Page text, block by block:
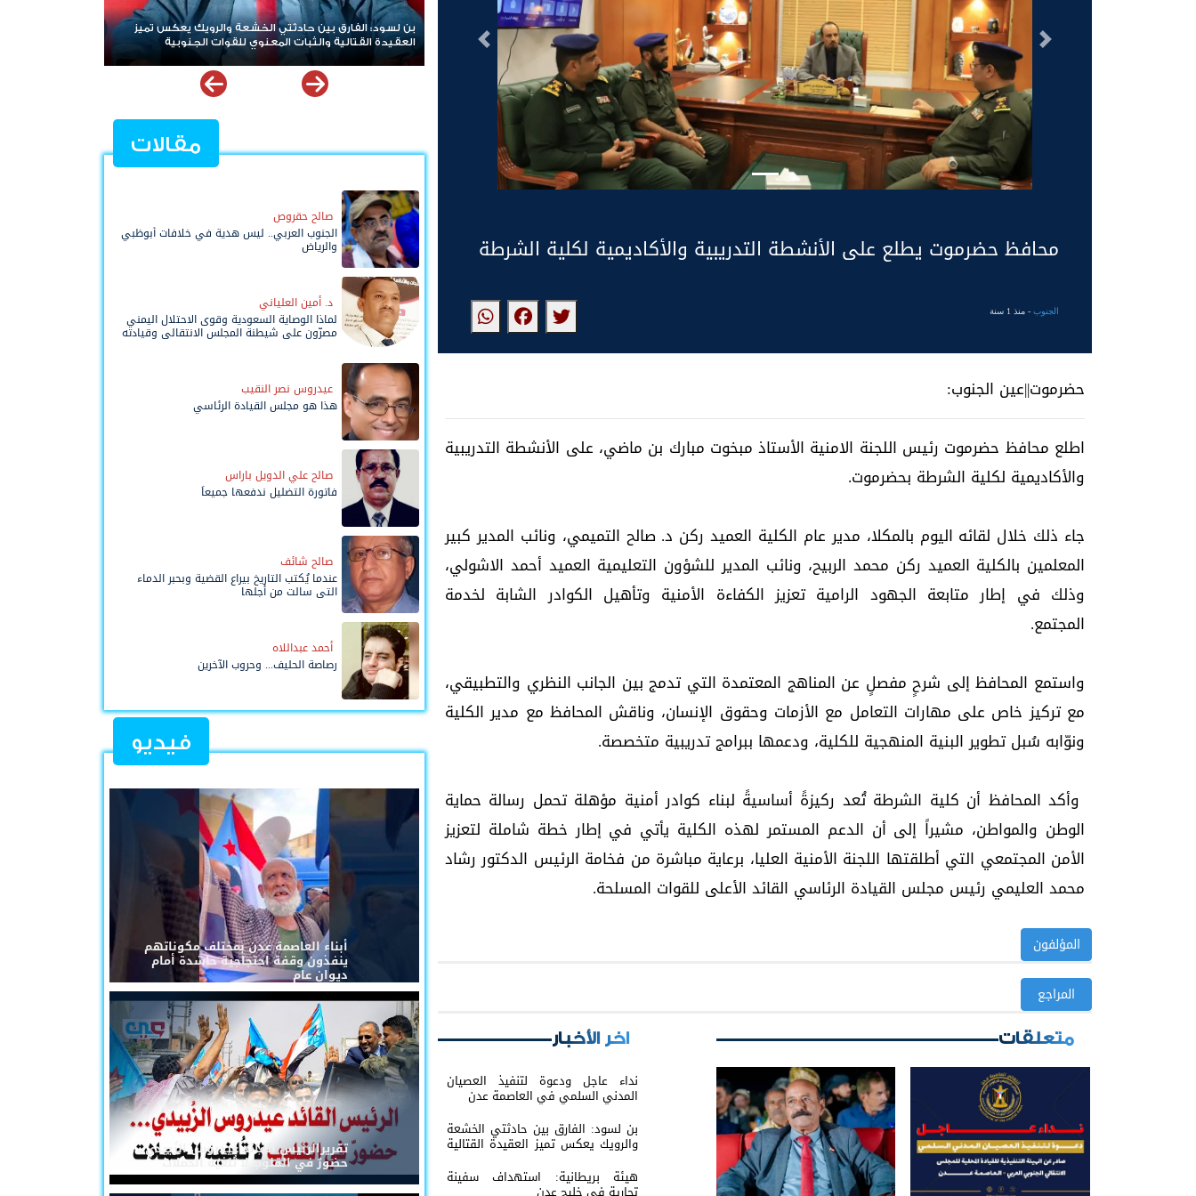
التالى السابق
محافظ حضرموت يطلع على الأنشطة التدريبية والأكاديمية لكلية الشرطة
الجنوب- منذ 1 سنة
حضرموت||عين الجنوب:
اطلع محافظ حضرموت رئيس اللجنة الامنية الأستاذ مبخوت مبارك بن ماضي، على الأنشطة التدريبية
والأكاديمية لكلية الشرطة بحضرموت.
جاء ذلك خلال لقائه اليوم بالمكلا، مدير عام الكلية العميد ركن د. صالح التميمي، ونائب المدير كبير
المعلمين بالكلية العميد ركن محمد الربيح، ونائب المدير للشؤون التعليمية العميد أحمد الاشولي،
وذلك في إطار متابعة الجهود الرامية تعزيز الكفاءة الأمنية وتأهيل الكوادر الشابة لخدمة
المجتمع.
واستمع المحافظ إلى شرحٍ مفصلٍ عن المناهج المعتمدة التي تدمج بين الجانب النظري والتطبيقي،
مع تركيز خاص على مهارات التعامل مع الأزمات وحقوق الإنسان، وناقش المحافظ مع مدير الكلية
ونوّابه سُبل تطوير البنية المنهجية للكلية، ودعمها ببرامج تدريبية متخصصة.
وأكد المحافظ أن كلية الشرطة تُعد ركيزةً أساسيةً لبناء كوادر أمنية مؤهلة تحمل رسالة حماية
الوطن والمواطن، مشيراً إلى أن الدعم المستمر لهذه الكلية يأتي في إطار خطة شاملة لتعزيز
الأمن المجتمعي التي أطلقتها اللجنة الأمنية العليا، برعاية مباشرة من فخامة الرئيس الدكتور رشاد
محمد العليمي رئيس مجلس القيادة الرئاسي القائد الأعلى للقوات المسلحة.
المؤلفون
المراجع
متعلقات اخر الأخبار
نداء عاجل ودعوة لتنفيذ العصيان
المدني السلمي في العاصمة عدن
بن لسود: الفارق بين حادثتي الخشعة
والرويك يعكس تميز العقيدة القتالية
هيئة بريطانية: استهداف سفينة
بن لسود: الفارق بين حادثتي الخشعة والرويك يعكس تميز
العقيدة القتالية والثبات المعنوي للقوات الجنوبية
مقالات
صالح حقروص
الجنوب العربي.. ليس هدية في خلافات أبوظبي
والرياض
د. أمين العلياني
لماذا الوصاية السعودية وقوى الاحتلال اليمني
مصرّون على شيطنة المجلس الانتقالي وقيادته
عيدروس نصر النقيب
هذا هو مجلس القيادة الرئاسي
صالح علي الدويل باراس
فاتورة التضليل ندفعها جميعاً
صالح شائف
عندما يُكتب التاريخ بيراع القضية وبحبر الدماء
التي سالت من أجلها
أحمد عبداللاه
رصاصة الحليف... وحروب الآخرين
فيديو
أبناء العاصمة عدن بمختلف مكوناتهم
ينفذون وقفة احتجاجية حاشدة أمام
ديوان عام
تقريرالرئيس القائد عيدروس الزُبيدي...
حضورٌ في القلوب لا تُلغيه الحملات